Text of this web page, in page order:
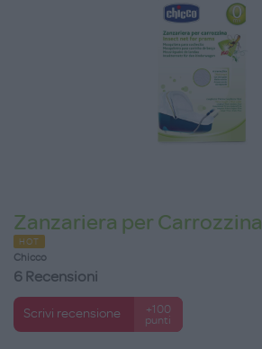
Zanzariera per Carrozzina
HOT
Chicco
6 Recensioni
Scrivi recensione
+100
punti